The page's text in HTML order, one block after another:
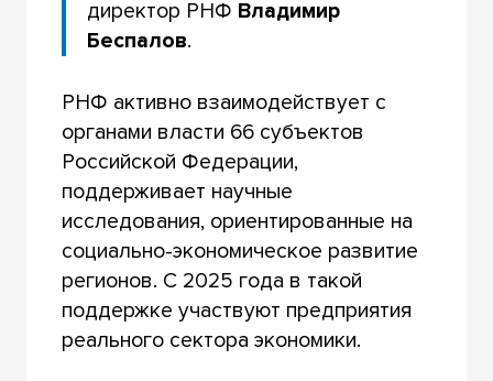
директор РНФ Владимир
Беспалов.
РНФ активно взаимодействует с
органами власти 66 субъектов
Российской Федерации,
поддерживает научные
исследования, ориентированные на
социально-экономическое развитие
регионов. С 2025 года в такой
поддержке участвуют предприятия
реального сектора экономики.